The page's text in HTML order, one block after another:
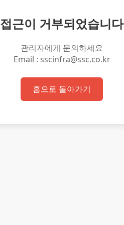
접근이 거부되었습니다
관리자에게 문의하세요
Email : sscinfra@ssc.co.kr
홈으로 돌아가기